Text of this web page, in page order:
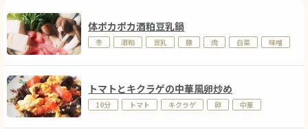
体ポカポカ酒粕豆乳鍋
冬 酒粕 豆乳 豚 肉 白菜 味噌
トマトとキクラゲの中華風卵炒め
10分 トマト キクラゲ 卵 中華